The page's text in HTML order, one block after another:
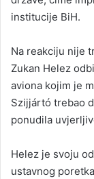
institucije BiH.
Na reakciju nije
Zukan Helez
aviona kojim je
Szijjártó trebao
ponudila
Helez je svoju
ustavnog